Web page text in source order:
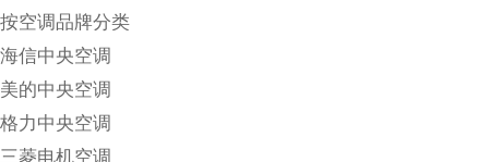
按空调品牌分类
海信中央空调
美的中央空调
格力中央空调
三菱电机空调